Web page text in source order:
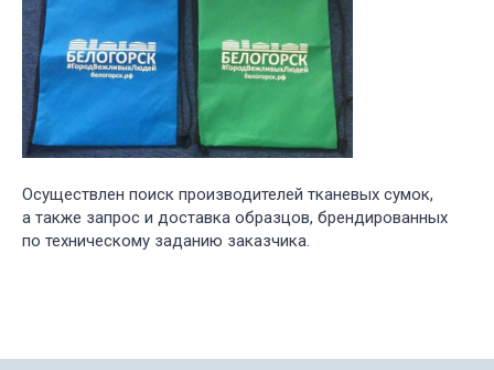
Осуществлен поиск производителей тканевых сумок,
а также запрос и доставка образцов, брендированных
по техническому заданию заказчика.